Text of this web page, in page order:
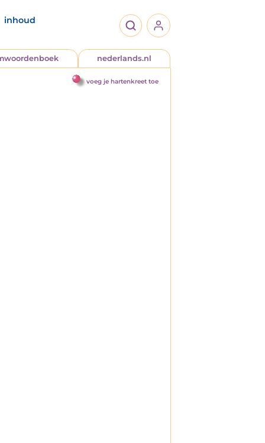
inhoud
nederlands.nl
voeg je hartenkreet toe